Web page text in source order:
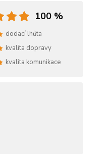
100 %
dodací lhůta
kvalita dopravy
kvalita komunikace